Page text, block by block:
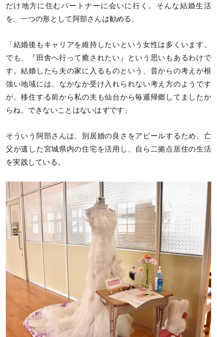
だけ地方に住むパートナーに会いに行く。そんな結婚生活
を、一つの形として阿部さんは勧める。
「結婚後もキャリアを維持したいという女性は多くいます。
でも、『田舎へ行って癒されたい』という思いもあるわけで
す。結婚したら夫の家に入るものという、昔からの考えが根
強い地域には、なかなか受け入れられない考え方のようです
が、移住する前から私の夫も仙台から毎週帰郷してましたか
らね。できないことはないはずです」
そういう阿部さんは、別居婚の良さをアピールするため、亡
父が遺した宮城県内の住宅を活用し、自ら二拠点居住の生活
を実践している。